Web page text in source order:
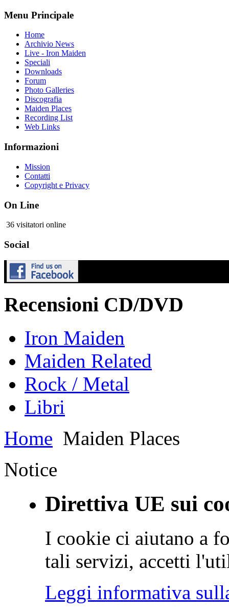
Menu Principale
Home
Archivio News
Live - Iron Maiden
Speciali
Downloads
Forum
Photo Galleries
Discografia
Maiden Places
Recording List
Web Links
Informazioni
Mission
Contatti
Copyright e Privacy
On Line
36 visitatori online
Social
Recensioni CD/DVD
Iron Maiden
Maiden Related
Rock / Metal
Libri
Home Maiden Places
Notice
Direttiva UE sui
I cookie ci aiutano a
tali servizi, accetti
Leggi informativa